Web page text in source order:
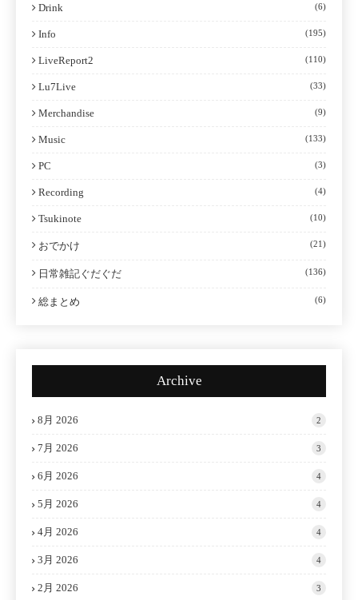
Drink (6)
Info (195)
LiveReport2 (110)
Lu7Live (33)
Merchandise (9)
Music (133)
PC (3)
Recording (4)
Tsukinote (10)
おでかけ (21)
日常雑記ぐだぐだ (136)
総まとめ (6)
Archive
8月 2026 2
7月 2026 3
6月 2026 4
5月 2026 4
4月 2026 4
3月 2026 4
2月 2026 3